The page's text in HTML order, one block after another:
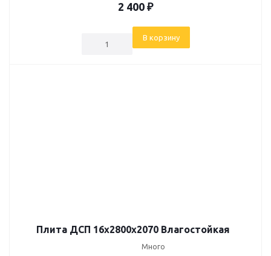
2 400 ₽
В корзину
Плита ДСП 16х2800х2070 Влагостойкая
Много